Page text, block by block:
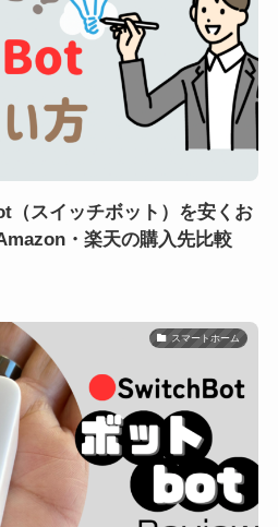
（スイッチボット）を安くお
・楽天の購入先比較
スマートホーム